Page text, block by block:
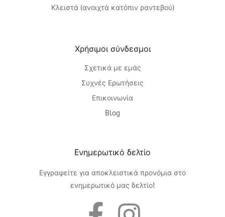
Κλειστά (ανοιχτά κατόπιν ραντεβού)
Χρήσιμοι σύνδεσμοι
Σχετικά με εμάς
Συχνές Ερωτήσεις
Επικοινωνία
Blog
Eνημερωτικό δελτίο
Εγγραφείτε για αποκλειστικά προνόμια στο
ενημερωτικό μας δελτίο!